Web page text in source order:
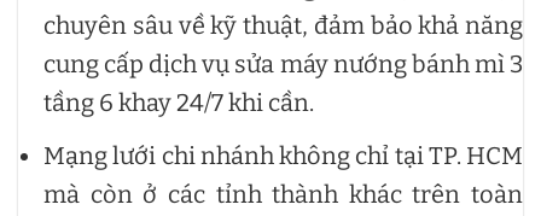
chuyên sâu về kỹ thuật, đảm bảo khả năng
cung cấp dịch vụ sửa máy nướng bánh mì 3
tầng 6 khay 24/7 khi cần.
Mạng lưới chi nhánh không chỉ tại TP. HCM
mà còn ở các tỉnh thành khác trên toàn